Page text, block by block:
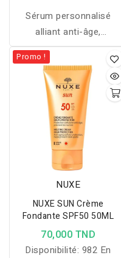
Sérum personnalisé
alliant anti-âge,
apaisement, contrôle du
sébum et action anti-
taches pour une peau
plus belle et équilibrée.
Promo !
NUXE
NUXE SUN Crème
Fondante SPF50 50ML
70,000 TND
Disponibilité: 982 En